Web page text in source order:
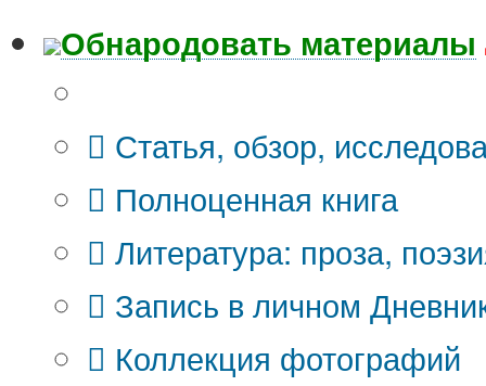
Обнародовать материалы
Статья, обзор,
Полноценная книга
Литература: проза,
Запись в личном
Коллекция фотографий